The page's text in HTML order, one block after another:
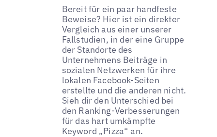
Bereit für ein paar handfeste
Beweise? Hier ist ein direkter
Vergleich aus einer unserer
Fallstudien, in der eine Gruppe
der Standorte des
Unternehmens Beiträge in
sozialen Netzwerken für ihre
lokalen Facebook-Seiten
erstellte und die anderen nicht.
Sieh dir den Unterschied bei
den Ranking-Verbesserungen
für das hart umkämpfte
Keyword „Pizza“ an.